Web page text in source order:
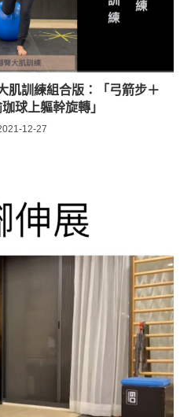
肌訓練組合版：「弓箭步＋
球上軀幹旋轉」
12-27